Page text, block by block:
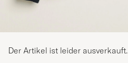
Der Artikel ist leider ausverkauft.